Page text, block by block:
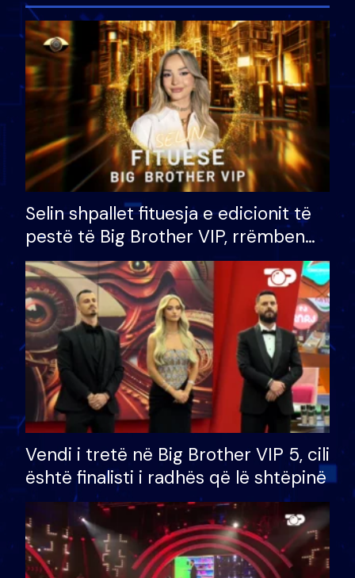
Selin shpallet fituesja e edicionit të
pestë të Big Brother VIP, rrëmben
çmimin e madh prej 100 mijë eurosh
Vendi i tretë në Big Brother VIP 5, cili
është finalisti i radhës që lë shtëpinë